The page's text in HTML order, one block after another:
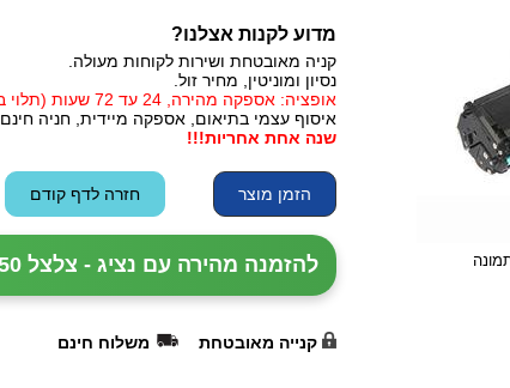
מדוע לקנות אצלנו?
קניה מאובטחת ושירות לקוחות מעולה.
נסיון ומוניטין, מחיר זול.
אופציה: אספקה מהירה, 24 עד 72 שעות (תלוי באזור)
איסוף עצמי בתיאום, אספקה מיידית, חניה חינם
שנה אחת אחריות!!!
להזמנה מהירה עם נציג - צלצל 052-7535050
קנייה מאובטחת משלוח חינם